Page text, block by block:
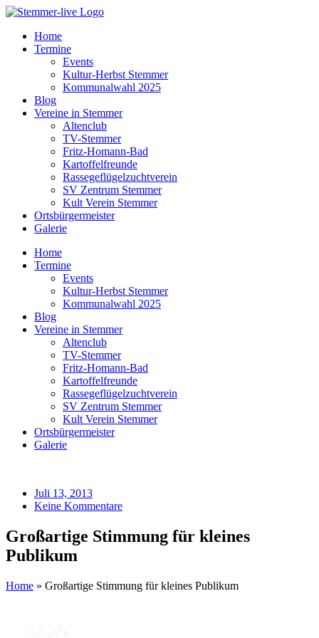
Home
Termine
Events
Kultur-Herbst Stemmer
Kommunalwahl 2025
Blog
Vereine in Stemmer
Altenclub
TV-Stemmer
Fritz-Homann-Bad
Kartoffelfreunde
Rassegeflügelzuchtverein
SV Zentrum Stemmer
Kult Verein Stemmer
Ortsbürgermeister
Galerie
Home
Termine
Events
Kultur-Herbst Stemmer
Kommunalwahl 2025
Blog
Vereine in Stemmer
Altenclub
TV-Stemmer
Fritz-Homann-Bad
Kartoffelfreunde
Rassegeflügelzuchtverein
SV Zentrum Stemmer
Kult Verein Stemmer
Ortsbürgermeister
Galerie
Juli 13, 2013
Keine Kommentare
Großartige Stimmung für kleines
Publikum
Home » Großartige Stimmung für kleines Publikum